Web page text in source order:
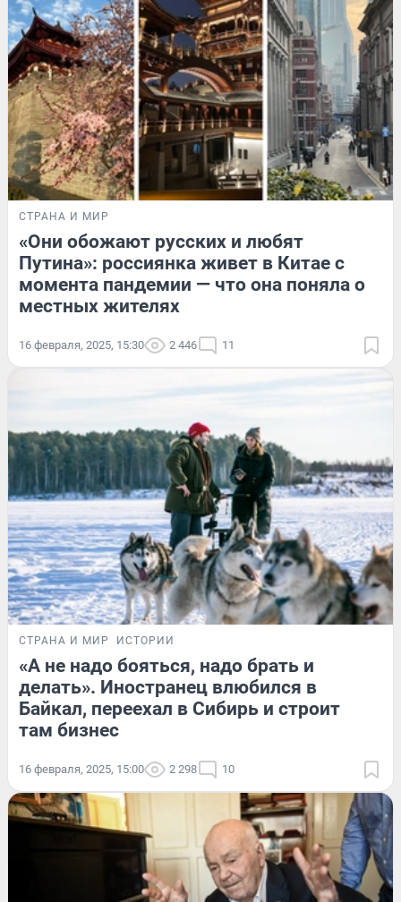
СТРАНА И МИР
«Они обожают русских и любят
Путина»: россиянка живет в Китае с
момента пандемии — что она поняла о
местных жителях
16 февраля, 2025, 15:30 2 446 11
СТРАНА И МИР ИСТОРИИ
«А не надо бояться, надо брать и
делать». Иностранец влюбился в
Байкал, переехал в Сибирь и строит
там бизнес
16 февраля, 2025, 15:00 2 298 10